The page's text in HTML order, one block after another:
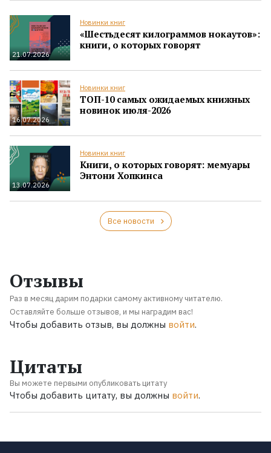
21.07.2026
Новинки книг
«Шестьдесят килограммов нокаутов»:
книги, о которых говорят
16.07.2026
Новинки книг
ТОП-10 самых ожидаемых книжных
новинок июля-2026
13.07.2026
Новинки книг
Книги, о которых говорят: мемуары
Энтони Хопкинса
Все новости
Отзывы
Раз в месяц дарим подарки самому активному читателю.
Оставляйте больше отзывов, и мы наградим вас!
Чтобы добавить отзыв, вы должны войти.
Цитаты
Вы можете первыми опубликовать цитату
Чтобы добавить цитату, вы должны войти.